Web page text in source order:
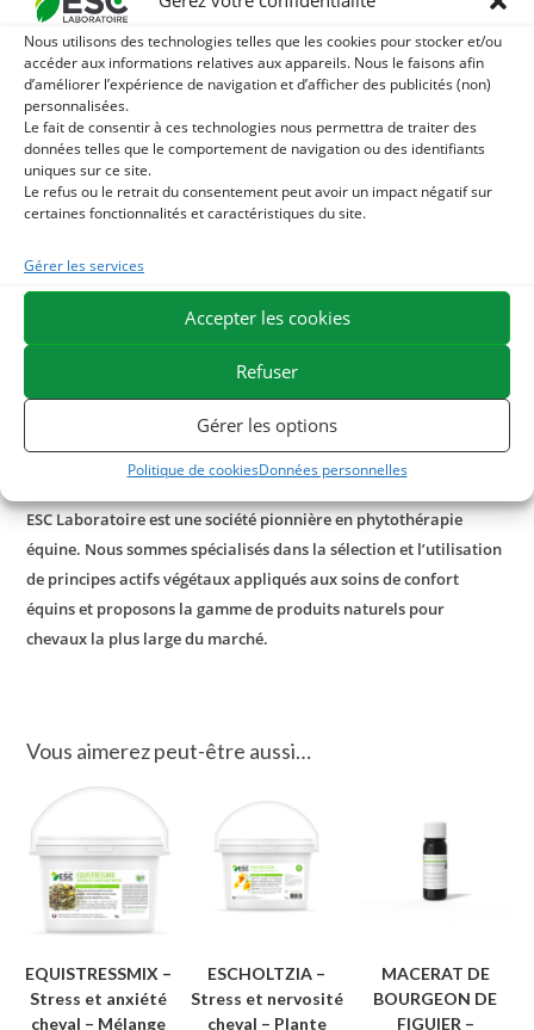
Nous utilisons des technologies telles que les cookies pour stocker et/ou
accéder aux informations relatives aux appareils. Nous le faisons afin
d’améliorer l’expérience de navigation et d’afficher des publicités (non)
personnalisées.
Le fait de consentir à ces technologies nous permettra de traiter des
données telles que le comportement de navigation ou des identifiants
uniques sur ce site.
Le refus ou le retrait du consentement peut avoir un impact négatif sur
certaines fonctionnalités et caractéristiques du site.
Gérer les services
Accepter les cookies
Refuser
Gérer les options
Politique de cookiesDonnées personnelles
Notre macérat de bourgeon de Tilleul est produit en France
à partir de bourgeons certifiés bio.
L’intérêt de la gemmothérapie est qu’elle utilise les tissus
embryonnaires des plantes pour agir sur l’organisme. Ces
tissus sont extraits des parties de plantes encore en
croissance (les bourgeons ou les jeunes pousses) qui sont
particulièrement concentrés en principes actifs (minéraux,
développement de la plante et à sa protection contre les
agressions extérieures. Ces parties de plantes sont ensuite
mises à macérer dans un mélange eau – alcool – glycérine
pendant plusieurs semaines. On obtient alors un macérat
mère concentré, appelé également extrait hydroalcoolique
de bourgeons frais.
ESC Laboratoire est une société pionnière en phytothérapie
équine. Nous sommes spécialisés dans la sélection et l’utilisation
de principes actifs végétaux appliqués aux soins de confort
équins et proposons la gamme de produits naturels pour
chevaux la plus large du marché.
Vous aimerez peut-être aussi…
EQUISTRESSMIX –
Stress et anxiété
cheval – Mélange
ESCHOLTZIA –
Stress et nervosité
cheval – Plante
MACERAT DE
BOURGEON DE
FIGUIER –